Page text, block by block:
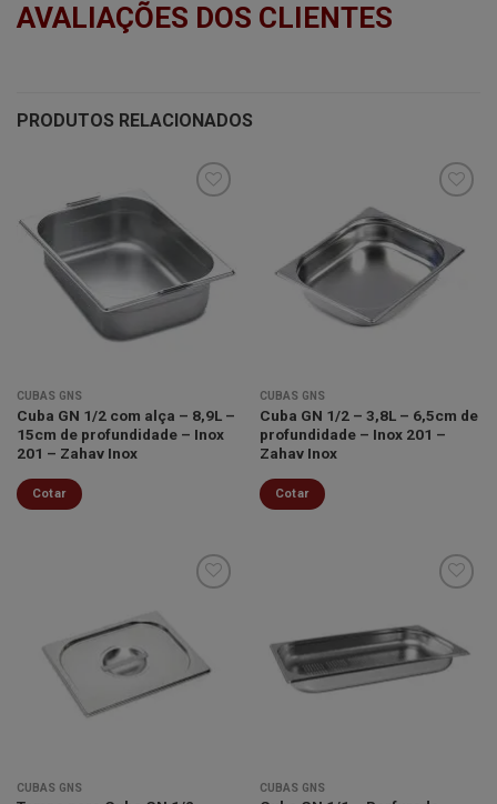
AVALIAÇÕES DOS CLIENTES
PRODUTOS RELACIONADOS
lista de
desejos
CUBAS GNS
Cuba GN 1/2 com alça – 8,9L –
15cm de profundidade – Inox
201 – Zahav Inox
Cotar
Minha
lista de
desejos
CUBAS GNS
Cuba GN 1/2 – 3,8L – 6,5cm de
profundidade – Inox 201 –
Zahav Inox
Cotar
Minha
lista de
desejos
CUBAS GNS
Minha
lista de
CUBAS GNS